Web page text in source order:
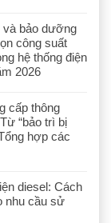
và bảo dưỡng
công suất
hệ thống điện
2026
cấp thông
“bảo trì bị
hợp các
diesel: Cách
nhu cầu sử